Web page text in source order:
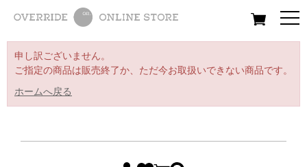
All Women Men
申し訳ございません。
ご指定の商品は販売終了か、ただ今お取扱いできない商品です。
ホームへ戻る